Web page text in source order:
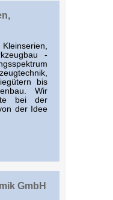
-
bis
Wir
bei der
der Idee
GmbH